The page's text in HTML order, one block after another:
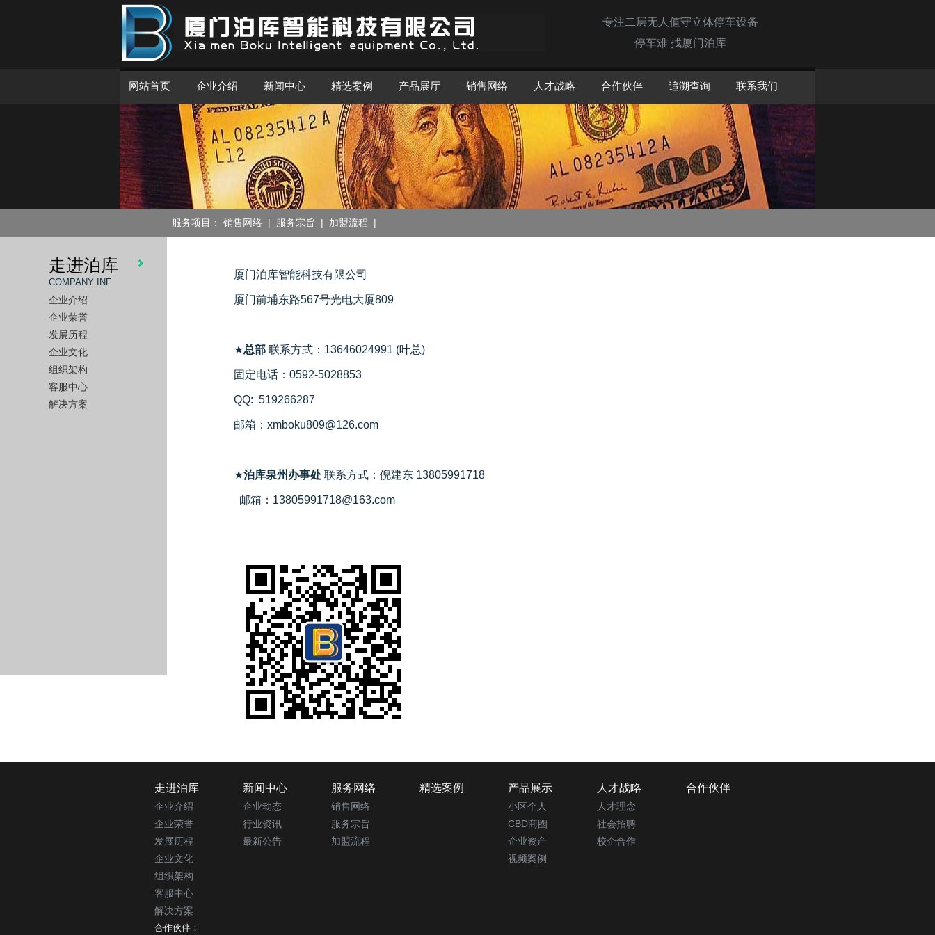
专注二层无人值守立体停车设备
停车难 找厦门泊库
网站首页 企业介绍 新闻中心 精选案例 产品展厅 销售网络 人才战略 合作伙伴 追溯查询 联系我们
服务项目： 销售网络 | 服务宗旨 | 加盟流程 |
走进泊库
COMPANY INF
企业介绍
企业荣誉
发展历程
企业文化
组织架构
客服中心
解决方案
厦门泊库智能科技有限公司
厦门前埔东路567号光电大厦809
★总部 联系方式：13646024991 (叶总)
固定电话：0592-5028853
QQ: 519266287
邮箱： xmboku809@126.com
★泊库泉州办事处 联系方式：倪建东 13805991718
邮箱： 13805991718@163.com
走进泊库 新闻中心 服务网络 精选案例 产品展示 人才战略 合作伙伴
企业介绍
企业荣誉
发展历程
企业文化
组织架构
客服中心
解决方案
企业动态
行业资讯
最新公告
销售网络
服务宗旨
加盟流程
小区个人
CBD商圈
企业资产
视频案例
人才理念
社会招聘
校企合作
合作伙伴：